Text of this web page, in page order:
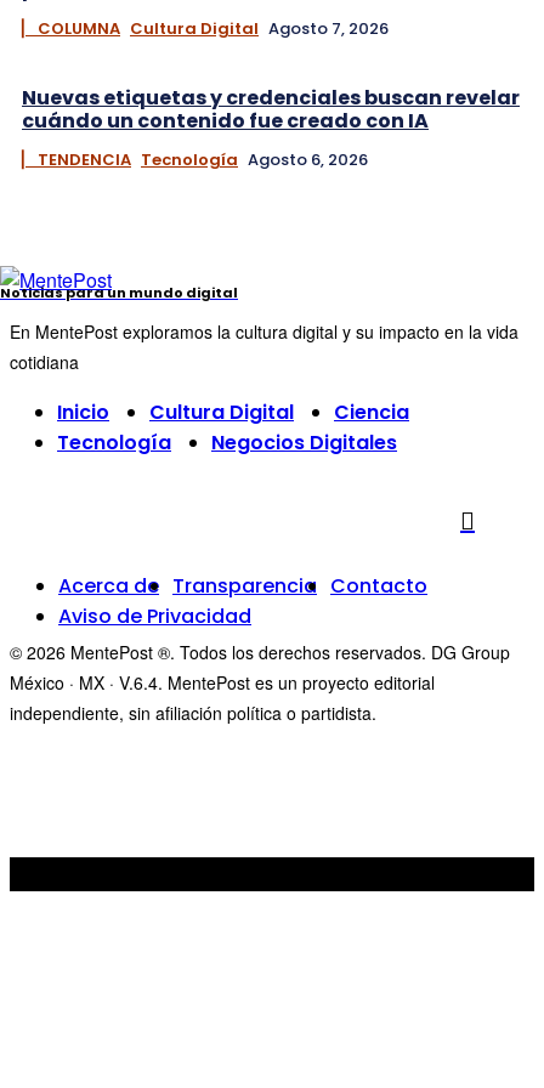
▏ COLUMNA Cultura Digital Agosto 7, 2026
Nuevas etiquetas y credenciales buscan revelar
cuándo un contenido fue creado con IA
▏ TENDENCIA Tecnología Agosto 6, 2026
Noticias para un mundo digital
En MentePost exploramos la cultura digital y su impacto en la vida
cotidiana
Inicio Cultura Digital
Ciencia
Tecnología
Negocios Digitales
Acerca de Transparencia Contacto
Aviso de Privacidad
© 2026 MentePost ®. Todos los derechos reservados. DG Group
México · MX · V.6.4. MentePost es un proyecto editorial
independiente, sin afiliación política o partidista.